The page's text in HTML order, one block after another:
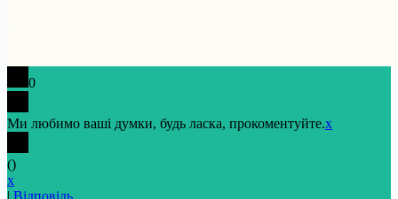
0
Ми любимо ваші думки, будь ласка, прокоментуйте.x
()
x
| Відповідь